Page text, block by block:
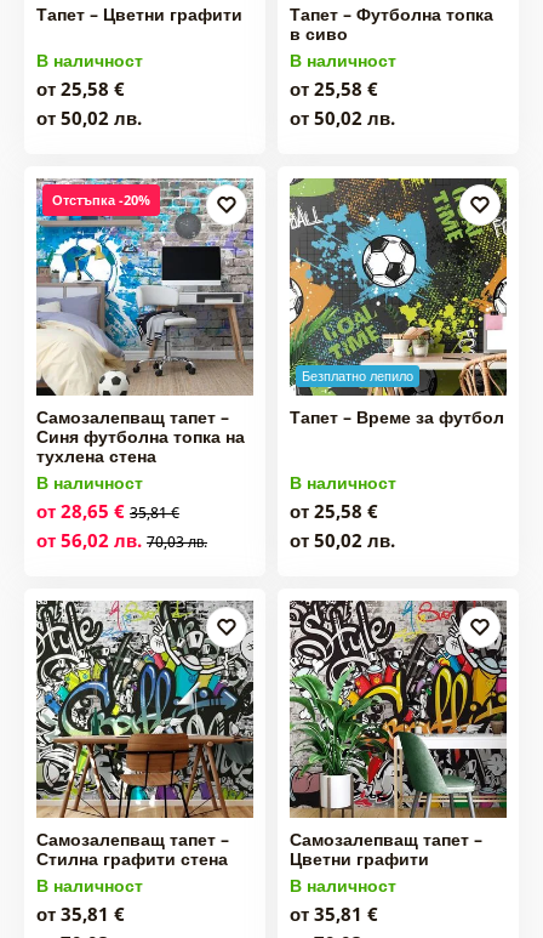
Тапет – Цветни графити
В наличност
от 25,58 €
от 50,02 лв.
Тапет – Футболна топка
в сиво
В наличност
от 25,58 €
от 50,02 лв.
Отстъпка -20%
Самозалепващ тапет –
Синя футболна топка на
тухлена стена
В наличност
от 28,65 € 35,81 €
от 56,02 лв. 70,03 лв.
Безплатно лепило
Тапет – Време за футбол
В наличност
от 25,58 €
от 50,02 лв.
Самозалепващ тапет –
Стилна графити стена
В наличност
от 35,81 €
Самозалепващ тапет –
Цветни графити
В наличност
от 35,81 €